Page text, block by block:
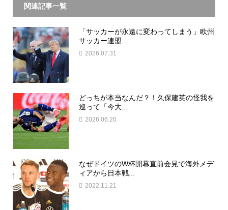
関連記事一覧
「サッカーが永遠に変わってしまう」欧州
サッカー連盟...
2026.07.31
どっちが本当なんだ？！久保建英の怪我を
巡って「今大...
2026.06.20
なぜドイツのW杯開幕直前会見で海外メデ
ィアから日本戦...
2022.11.21